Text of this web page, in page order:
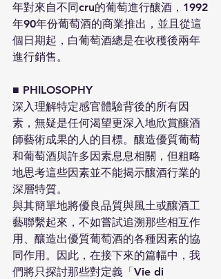
年對來自不同cru的葡萄進行釀酒，1992
年90年份葡萄酒的商業推出，並且從這
個日期起，白葡萄酒總是在收穫後兩年
進行銷售。
■ ​PHILOSOPHY
深入理解特定感官體驗背後的所有因
素，無疑是任何渴望更深入地欣賞釀酒
師藝術成果的人的目標。釀造優質葡萄
和葡萄酒與許多因素息息相關，但粗略
地思考這些因素並不能揭示釀酒行業的
深層特質。
與其簡單地將優良品質與風土或釀酒工
藝聯繫起來，不如嘗試追溯那些相互作
用、釀造出優質葡萄酒的各種因素的協
同作用。因此，在接下來的篇幅中，我
們將只探討那些對定義「Vie di